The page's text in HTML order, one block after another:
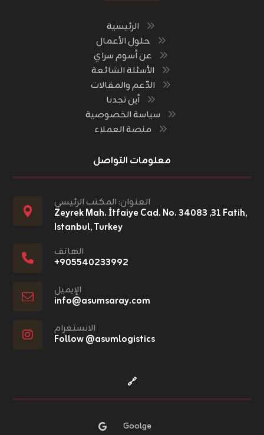
الرئيسية
حلول الأعمال
عن أسوم سراي
الأسئلة الشائعة
الدّعم والمقالات
أين تجدنا
سياسة الخصوصية
منصة العملاء
معلومات التواصل
العنوان: المكتب الرئيسي
Zeyrek Mah. İtfaiye Cad. No. ٣١, ٣٤٠٨٣ Fatih,
Istanbul, Turkey
الهاتف
+٩٠٥٥٤٠٢٣٣٩٩٢
الإيميل
info@asumsaray.com
الانستغرام
Follow @asumlogistics
🔗
Goolge